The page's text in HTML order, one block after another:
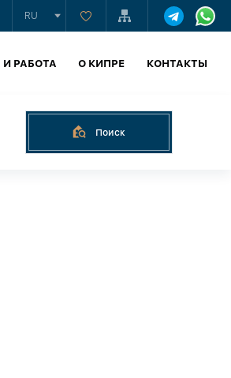
RU
РАБОТА О КИПРЕ КОНТАКТЫ
Поиск